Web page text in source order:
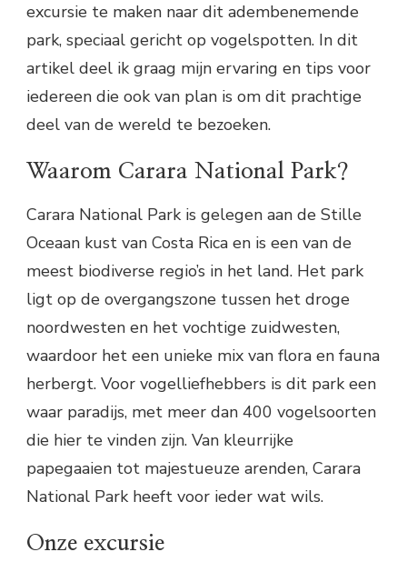
excursie te maken naar dit adembenemende
park, speciaal gericht op vogelspotten. In dit
artikel deel ik graag mijn ervaring en tips voor
iedereen die ook van plan is om dit prachtige
deel van de wereld te bezoeken.
Waarom Carara National Park?
Carara National Park is gelegen aan de Stille
Oceaan kust van Costa Rica en is een van de
meest biodiverse regio’s in het land. Het park
ligt op de overgangszone tussen het droge
noordwesten en het vochtige zuidwesten,
waardoor het een unieke mix van flora en fauna
herbergt. Voor vogelliefhebbers is dit park een
waar paradijs, met meer dan 400 vogelsoorten
die hier te vinden zijn. Van kleurrijke
papegaaien tot majestueuze arenden, Carara
National Park heeft voor ieder wat wils.
Onze excursie